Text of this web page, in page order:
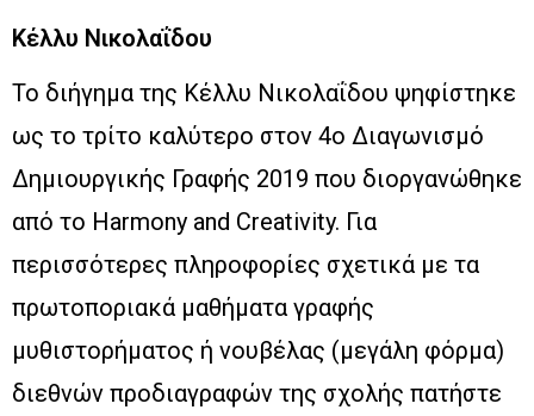
Κέλλυ Νικολαΐδου
Το διήγημα της Κέλλυ Νικολαΐδου ψηφίστηκε
ως το τρίτο καλύτερο στον 4ο Διαγωνισμό
Δημιουργικής Γραφής 2019 που διοργανώθηκε
από το Harmony and Creativity. Για
περισσότερες πληροφορίες σχετικά με τα
πρωτοποριακά μαθήματα γραφής
μυθιστορήματος ή νουβέλας (μεγάλη φόρμα)
διεθνών προδιαγραφών της σχολής πατήστε